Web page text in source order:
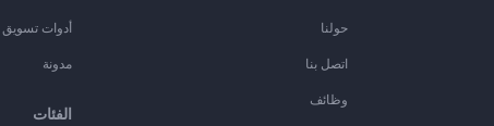
حولنا
اتصل بنا
وظائف
أدوات تسويق
مدونة
الفئات